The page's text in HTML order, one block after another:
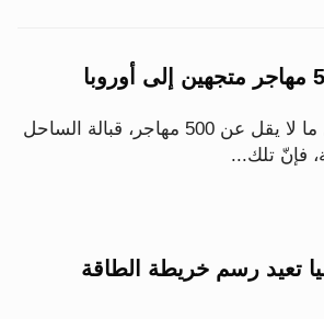
اعترض خفر السواحل الليبي سفينة تقل ما لا يقل عن 500 مهاجر، قبالة الساحل
فإنّ تلك...
تعيد رسم خريطة الطاقة